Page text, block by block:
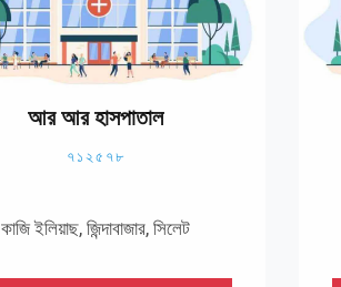
আর আর হাসপাতাল
৭১২৫৭৮
কাজি ইলিয়াছ, জিন্দাবাজার, সিলেট